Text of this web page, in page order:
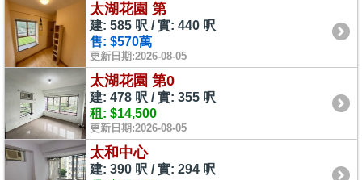
太湖花園 第
建: 585 呎 / 實: 440 呎
售: $570萬
更新日期:2026-08-05
太湖花園 第0
建: 478 呎 / 實: 355 呎
租: $14,500
更新日期:2026-08-05
太和中心
建: 390 呎 / 實: 294 呎